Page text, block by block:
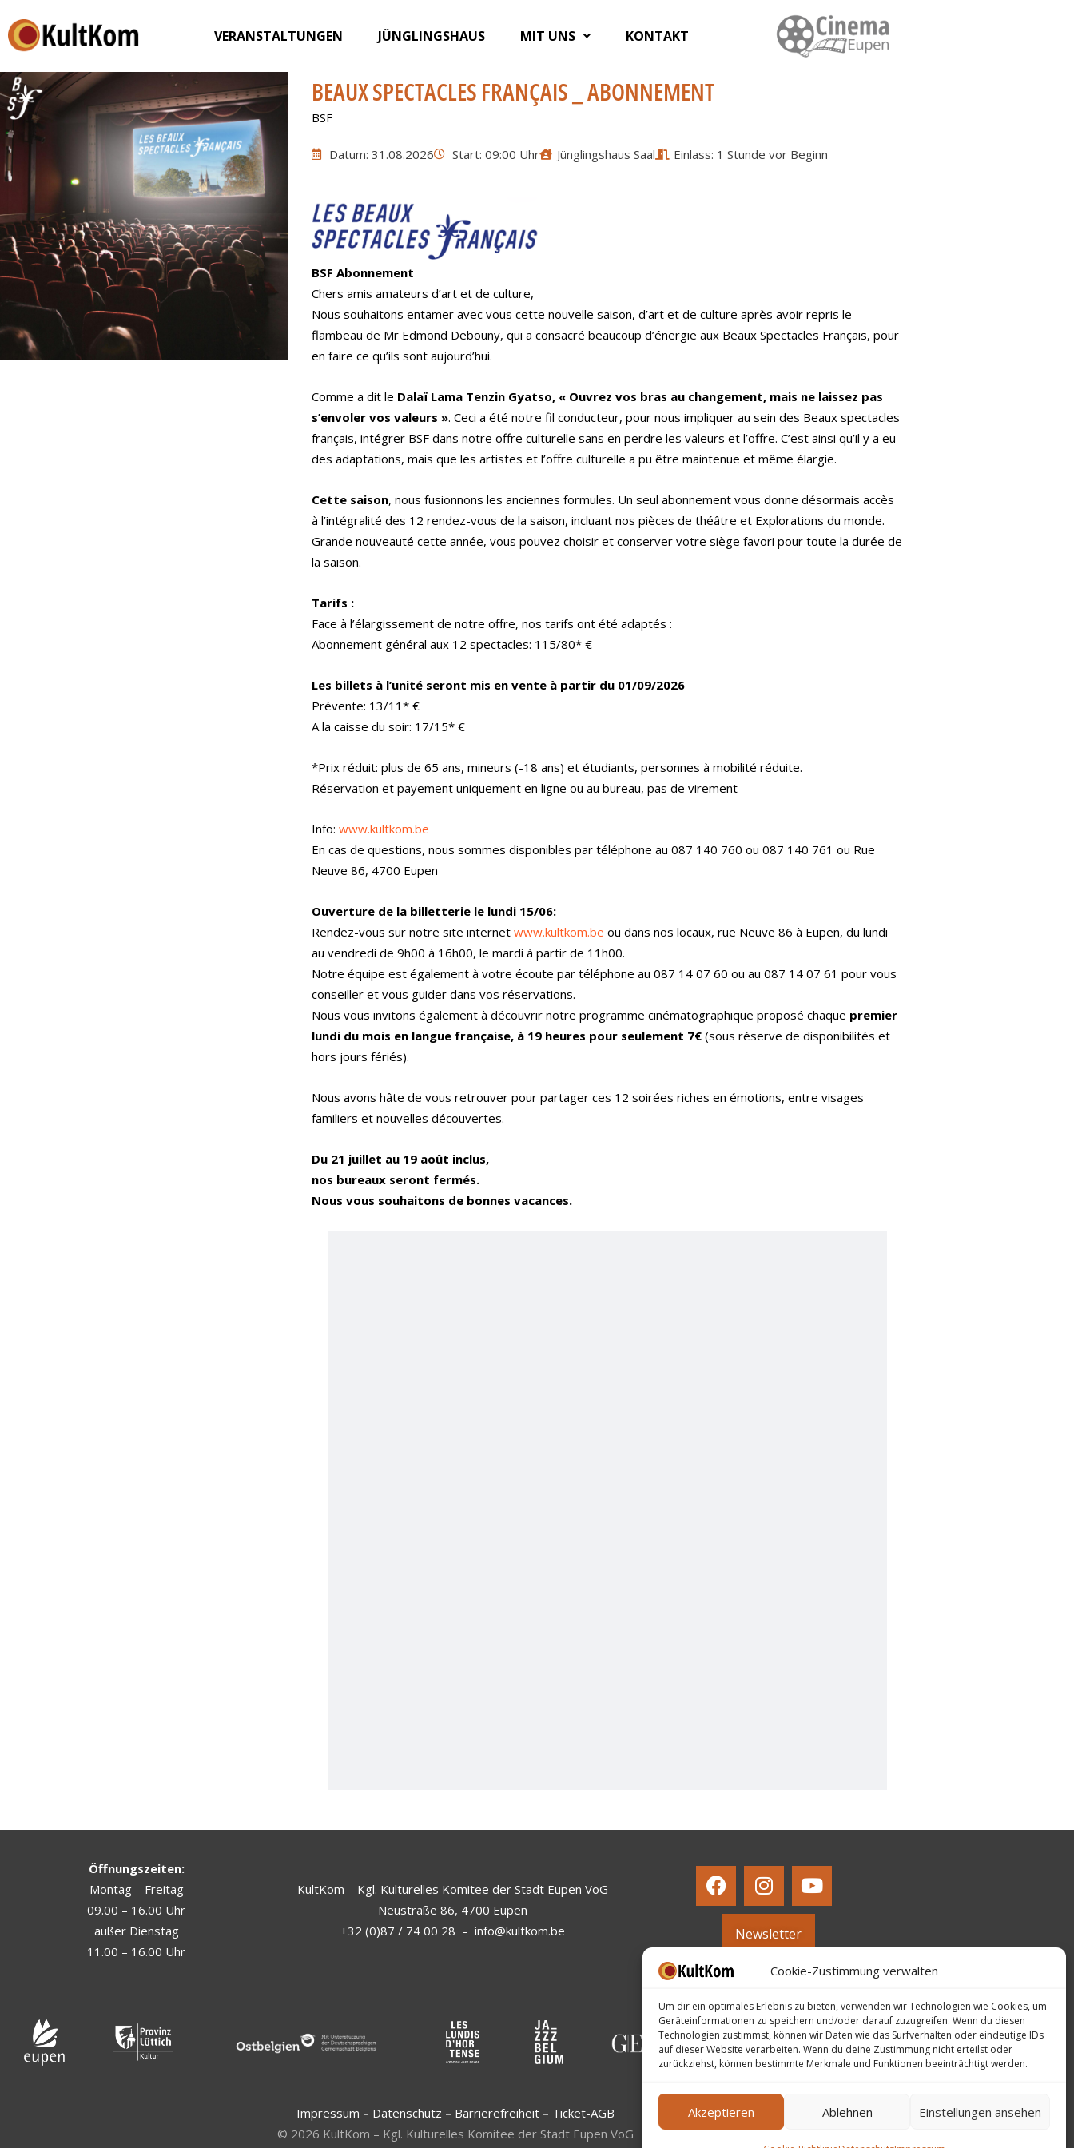
Cookie-Zustimmung verwalten
Um dir ein optimales Erlebnis zu bieten, verwenden wir Technologien wie Cookies, um
Geräteinformationen zu speichern und/oder darauf zuzugreifen. Wenn du diesen
Technologien zustimmst, können wir Daten wie das Surfverhalten oder eindeutige IDs
auf dieser Website verarbeiten. Wenn du deine Zustimmung nicht erteilst oder
zurückziehst, können bestimmte Merkmale und Funktionen beeinträchtigt werden.
Akzeptieren Ablehnen Einstellungen ansehen
VERANSTALTUNGEN JÜNGLINGSHAUS MIT UNS KONTAKT
BEAUX SPECTACLES FRANÇAIS _ ABONNEMENT
BSF
Datum: 31.08.2026 Start: 09:00 Uhr Jünglingshaus Saal Einlass: 1 Stunde vor Beginn
BSF Abonnement
Chers amis amateurs d’art et de culture,
Nous souhaitons entamer avec vous cette nouvelle saison, d’art et de culture après avoir repris le
flambeau de Mr Edmond Debouny, qui a consacré beaucoup d’énergie aux Beaux Spectacles Français, pour
en faire ce qu’ils sont aujourd’hui.
Comme a dit le Dalaï Lama Tenzin Gyatso, « Ouvrez vos bras au changement, mais ne laissez pas
s’envoler vos valeurs ». Ceci a été notre fil conducteur, pour nous impliquer au sein des Beaux spectacles
français, intégrer BSF dans notre offre culturelle sans en perdre les valeurs et l’offre. C’est ainsi qu’il y a eu
des adaptations, mais que les artistes et l’offre culturelle a pu être maintenue et même élargie.
Cette saison, nous fusionnons les anciennes formules. Un seul abonnement vous donne désormais accès
à l’intégralité des 12 rendez-vous de la saison, incluant nos pièces de théâtre et Explorations du monde.
Grande nouveauté cette année, vous pouvez choisir et conserver votre siège favori pour toute la durée de
la saison.
Tarifs :
Face à l’élargissement de notre offre, nos tarifs ont été adaptés :
Abonnement général aux 12 spectacles: 115/80* €
Les billets à l’unité seront mis en vente à partir du 01/09/2026
Prévente: 13/11* €
A la caisse du soir: 17/15* €
*Prix réduit: plus de 65 ans, mineurs (-18 ans) et étudiants, personnes à mobilité réduite.
Réservation et payement uniquement en ligne ou au bureau, pas de virement
Info: www.kultkom.be
En cas de questions, nous sommes disponibles par téléphone au 087 140 760 ou 087 140 761 ou Rue
Neuve 86, 4700 Eupen
Ouverture de la billetterie le lundi 15/06:
Rendez-vous sur notre site internet www.kultkom.be ou dans nos locaux, rue Neuve 86 à Eupen, du lundi
au vendredi de 9h00 à 16h00, le mardi à partir de 11h00.
Notre équipe est également à votre écoute par téléphone au 087 14 07 60 ou au 087 14 07 61 pour vous
conseiller et vous guider dans vos réservations.
Nous vous invitons également à découvrir notre programme cinématographique proposé chaque premier
lundi du mois en langue française, à 19 heures pour seulement 7€(sous réserve de disponibilités et
hors jours fériés).
Nous avons hâte de vous retrouver pour partager ces 12 soirées riches en émotions, entre visages
familiers et nouvelles découvertes.
Du 21 juillet au 19 août inclus,
nos bureaux seront fermés.
Nous vous souhaitons de bonnes vacances.
Öffnungszeiten:
Montag – Freitag
09.00 – 16.00 Uhr
außer Dienstag
11.00 – 16.00 Uhr
KultKom – Kgl. Kulturelles Komitee der Stadt Eupen VoG
Neustraße 86, 4700 Eupen
+32 (0)87 / 74 00 28 – info@kultkom.be Newsletter
Impressum – Datenschutz – Barrierefreiheit – Ticket-AGB
© 2026 KultKom – Kgl. Kulturelles Komitee der Stadt Eupen VoG